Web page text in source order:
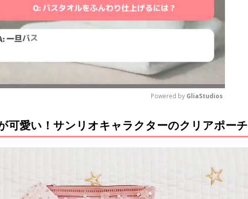
M
u
Powered by GliaStudios
可愛い！サンリオキャラクターのクリアポーチ